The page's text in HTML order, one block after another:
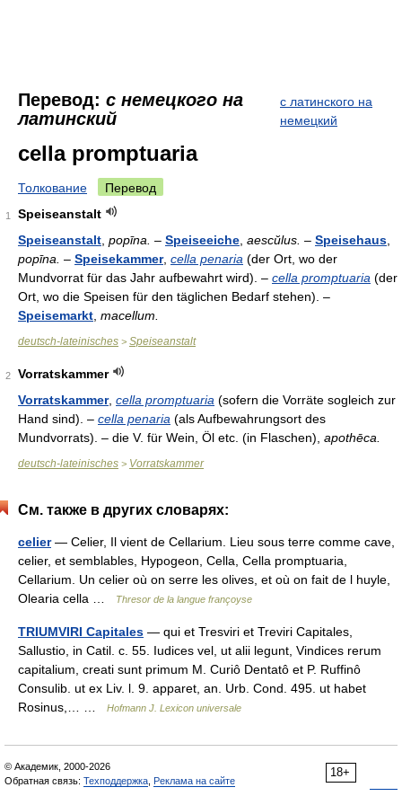
Перевод: с немецкого на
латинский
с латинского на
немецкий
cella promptuaria
Толкование Перевод
1
Speiseanstalt
Speiseanstalt popīna. – Speiseeiche aescŭlus. – Speisehaus
popīna. – Speisekammer, cella penaria (der Ort, wo der
Mundvorrat für das Jahr aufbewahrt wird). – cella promptuaria (der
Ort, wo die Speisen für den täglichen Bedarf stehen). –
Speisemarkt macellum.
deutsch-lateinisches > Speiseanstalt
2
Vorratskammer
Vorratskammer, cella promptuaria (sofern die Vorräte sogleich zur
Hand sind). – cella penaria (als Aufbewahrungsort des
Mundvorrats). – die V. für Wein, Öl etc. (in Flaschen), apothēca.
deutsch-lateinisches > Vorratskammer
См. также в других словарях:
celier— Celier, Il vient de Cellarium. Lieu sous terre comme cave,
celier, et semblables, Hypogeon, Cella, Cella promptuaria,
Cellarium. Un celier où on serre les olives, et où on fait de l huyle,
Olearia cella …
Thresor de la langue françoyse
TRIUMVIRI Capitales — qui et Tresviri et Treviri Capitales,
Sallustio, in Catil. c. 55. Iudices vel, ut alii legunt, Vindices rerum
capitalium, creati sunt primum M. Curiô Dentatô et P. Ruffinô
Consulib. ut ex Liv. l. 9. apparet, an. Urb. Cond. 495. ut habet
Rosinus,… …
Hofmann J. Lexicon universale
18+
© Академик, 2000-2026
Обратная связь: Техподдержка Реклама на сайте